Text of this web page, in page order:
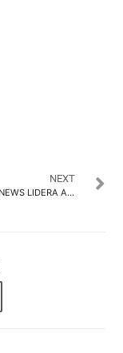
NEXT
JOVEM PAN NEWS LIDERA AUDIÊNCIA DIGITAL NA COBERTURA DA POSSE DE DONALD TRUMP